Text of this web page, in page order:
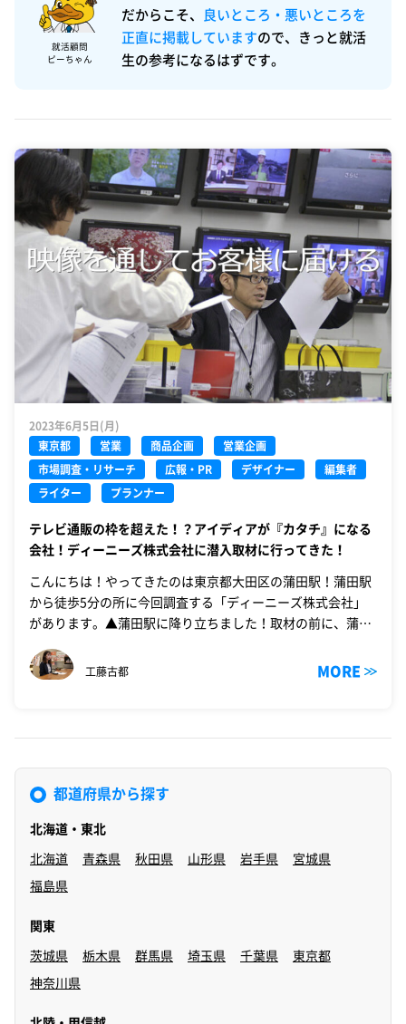
就活顧問
ピーちゃん
だからこそ、
良いところ・悪いところを
正直に掲載していますので、きっと就活
生の参考になるはずです。
2023年6月5日(月)
東京都
営業 商品企画 営業企画
市場調査・リサーチ 広報・PR デザイナー 編集者
ライター プランナー
テレビ通販の枠を超えた！？アイディアが『カタチ』になる
会社！ディーニーズ株式会社に潜入取材に行ってきた！
こんにちは！やってきたのは東京都大田区の蒲田駅！蒲田駅
から徒歩5分の所に今回調査する「ディーニーズ株式会社」
があります。▲蒲田駅に降り立ちました！取材の前に、蒲田
工藤古都 MORE
都道府県から探す
北海道・東北
北海道 青森県 秋田県 山形県 岩手県 宮城県
福島県
関東
茨城県 栃木県 群馬県 埼玉県 千葉県 東京都
神奈川県